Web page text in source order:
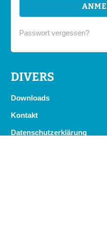
Passwort vergessen?
DIVERS
Downloads
Kontakt
Datenschutzerklärung